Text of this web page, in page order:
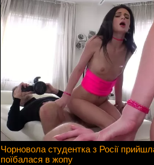
Чорновола студентка з Росії
поїбалася в жопу